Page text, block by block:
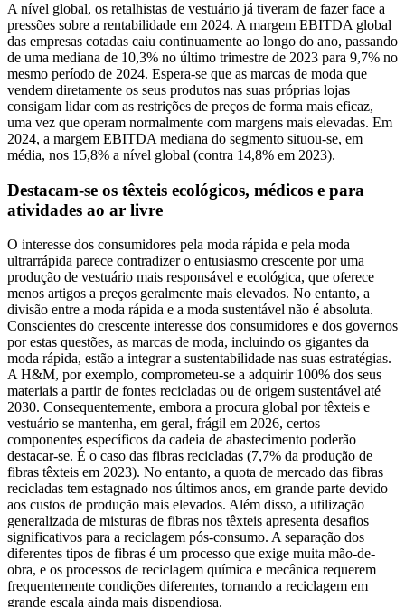
A nível global, os retalhistas de vestuário já tiveram de fazer face a
pressões sobre a rentabilidade em 2024. A margem EBITDA global
das empresas cotadas caiu continuamente ao longo do ano, passando
de uma mediana de 10,3% no último trimestre de 2023 para 9,7% no
mesmo período de 2024. Espera-se que as marcas de moda que
vendem diretamente os seus produtos nas suas próprias lojas
consigam lidar com as restrições de preços de forma mais eficaz,
uma vez que operam normalmente com margens mais elevadas. Em
2024, a margem EBITDA mediana do segmento situou-se, em
média, nos 15,8% a nível global (contra 14,8% em 2023).
Destacam-se os têxteis ecológicos, médicos e para
atividades ao ar livre
O interesse dos consumidores pela moda rápida e pela moda
ultrarrápida parece contradizer o entusiasmo crescente por uma
produção de vestuário mais responsável e ecológica, que oferece
menos artigos a preços geralmente mais elevados. No entanto, a
divisão entre a moda rápida e a moda sustentável não é absoluta.
Conscientes do crescente interesse dos consumidores e dos governos
por estas questões, as marcas de moda, incluindo os gigantes da
moda rápida, estão a integrar a sustentabilidade nas suas estratégias.
A H&M, por exemplo, comprometeu-se a adquirir 100% dos seus
materiais a partir de fontes recicladas ou de origem sustentável até
2030. Consequentemente, embora a procura global por têxteis e
vestuário se mantenha, em geral, frágil em 2026, certos
componentes específicos da cadeia de abastecimento poderão
destacar-se. É o caso das fibras recicladas (7,7% da produção de
fibras têxteis em 2023). No entanto, a quota de mercado das fibras
recicladas tem estagnado nos últimos anos, em grande parte devido
aos custos de produção mais elevados. Além disso, a utilização
generalizada de misturas de fibras nos têxteis apresenta desafios
significativos para a reciclagem pós-consumo. A separação dos
diferentes tipos de fibras é um processo que exige muita mão-de-
obra, e os processos de reciclagem química e mecânica requerem
frequentemente condições diferentes, tornando a reciclagem em
grande escala ainda mais dispendiosa.